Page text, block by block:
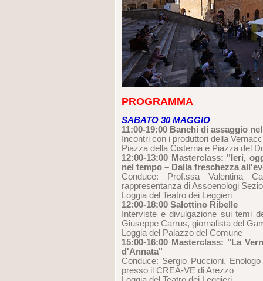
PROGRAMMA
SABATO 30 MAGGIO
11:00-19:00 Banchi di assaggio
Incontri con i produttori della
Piazza della Cisterna e Piazza del
12:00-13:00 Masterclass: "Ieri,
nel tempo – Dalla freschezza
Conduce: Prof.ssa Valentina
rappresentanza di Assoenologi
Loggia del Teatro dei Leggieri
12:00-18:00 Salottino Ribelle
Interviste e divulgazione sui temi
Giuseppe Carrus, giornalista del
Loggia del Palazzo del Comune
15:00-16:00 Masterclass: "La
d'Annata"
Conduce: Sergio Puccioni,
presso il CREA-VE di Arezzo